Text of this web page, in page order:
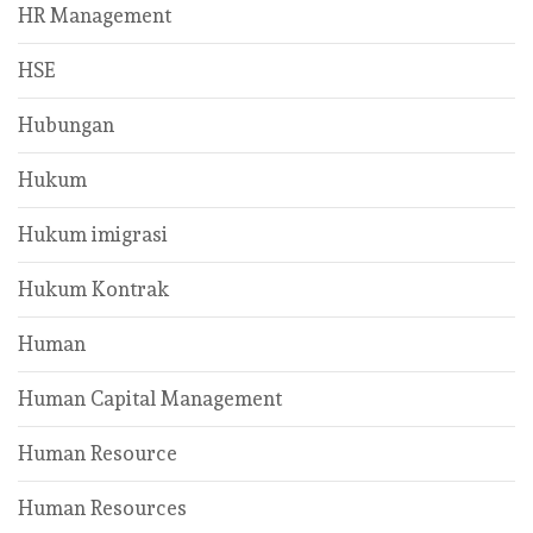
HR Management
HSE
Hubungan
Hukum
Hukum imigrasi
Hukum Kontrak
Human
Human Capital Management
Human Resource
Human Resources